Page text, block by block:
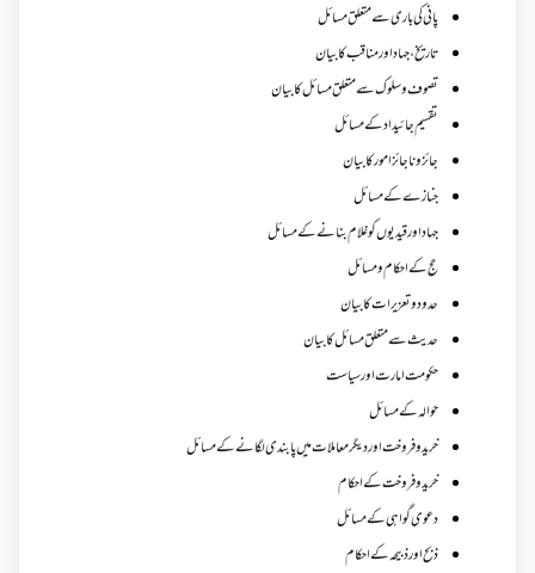
پانی کی باری سے متعلق مسائل
تاریخ،جہاد اور مناقب کا بیان
تصوف و سلوک سے متعلق مسائل کا بیان
تقسیم جائیداد کے مسائل
جائز و ناجائزامور کا بیان
جنازے کےمسائل
جہاد اور قیدیوں کو غلام بنانے کے مسائل
حج کے احکام ومسائل
حدود و تعزیرات کا بیان
حدیث سے متعلق مسائل کا بیان
حکومت امارت اور سیاست
حوالہ کے مسائل
خرید و فروخت اور دیگر معاملات میں پابندی لگانے کے مسائل
خرید و فروخت کے احکام
دعوی گواہی کے مسائل
ذبح اور ذبیحہ کے احکام